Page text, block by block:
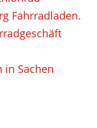
Fahrradladen.
in Sachen